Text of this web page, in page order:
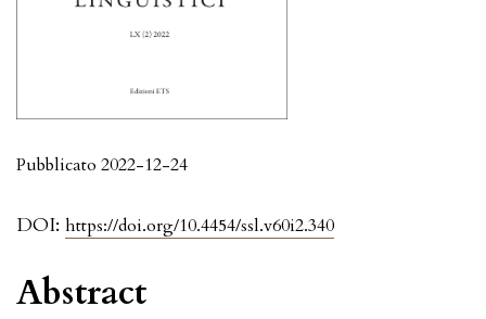
DOI: https://doi.org/10.4454/ssl.v60i2.340
Pubblicato 2022-12-24
Abstract